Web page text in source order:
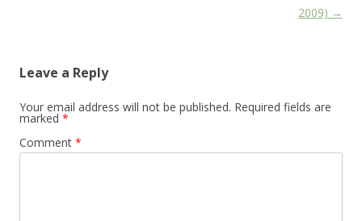
2009) →
Leave a Reply
Your email address will not be published. Required fields are
marked *
Comment *